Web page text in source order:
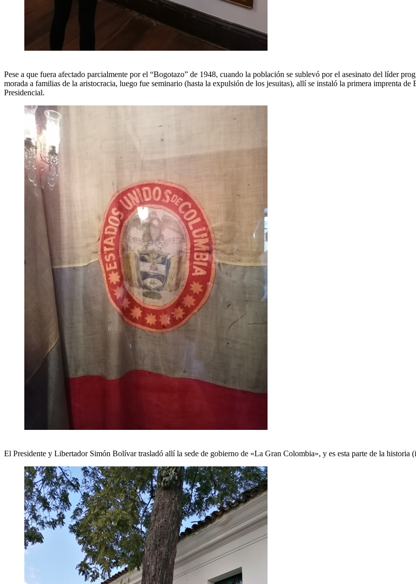
Pese a que fuera afectado parcialmente por el “Bogotazo” de 1948, cuando la población se sublevó por el asesinato del líder
morada a familias de la aristocracia, luego fue seminario (hasta la expulsión de los jesuitas), allí se instaló la primera imprenta
Presidencial.
El Presidente y Libertador Simón Bolívar trasladó allí la sede de gobierno de «La Gran Colombia», y es esta parte de la